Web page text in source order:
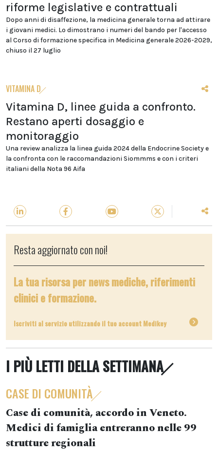
riforme legislative e contrattuali
Dopo anni di disaffezione, la medicina generale torna ad attirare
i giovani medici. Lo dimostrano i numeri del bando per l'accesso
al Corso di formazione specifica in Medicina generale 2026-2029,
chiuso il 27 luglio
VITAMINA D
Vitamina D, linee guida a confronto.
Restano aperti dosaggio e
monitoraggio
Una review analizza la linea guida 2024 della Endocrine Society e
la confronta con le raccomandazioni Siommms e con i criteri
italiani della Nota 96 Aifa
Resta aggiornato con noi!
La tua risorsa per news mediche, riferimenti
clinici e formazione.
Iscriviti al servizio utilizzando il tuo account Medikey
I PIÙ LETTI DELLA SETTIMANA
CASE DI COMUNITÀ
Case di comunità, accordo in Veneto.
Medici di famiglia entreranno nelle 99
strutture regionali